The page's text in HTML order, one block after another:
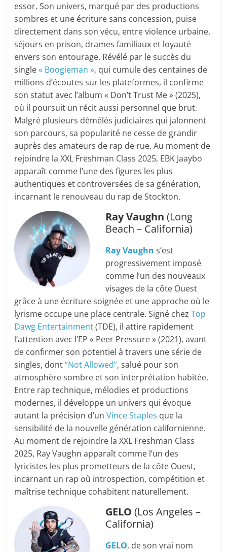
essor. Son univers, marqué par des productions
sombres et une écriture sans concession, puise
directement dans son vécu, entre violence urbaine,
séjours en prison, drames familiaux et loyauté
envers son entourage. Révélé par le succès du
single« Boogieman », qui cumule des centaines de
millions d’écoutes sur les plateformes, il confirme
son statut avec l’album « Don’t Trust Me » (2025),
où il poursuit un récit aussi personnel que brut.
Malgré plusieurs démêlés judiciaires qui jalonnent
son parcours, sa popularité ne cesse de grandir
auprès des amateurs de rap de rue. Au moment de
rejoindre la XXL Freshman Class 2025, EBK Jaaybo
apparaît comme l’une des figures les plus
authentiques et controversées de sa génération,
incarnant le renouveau du rap de Stockton.
Ray Vaughn (Long
Beach – California)
Ray Vaughn s’est
progressivement imposé
comme l’un des nouveaux
visages de la côte Ouest
grâce à une écriture soignée et une approche où le
lyrisme occupe une place centrale. Signé chezTop
Dawg Entertainment(TDE), il attire rapidement
l’attention avec l’EP « Peer Pressure » (2021), avant
de confirmer son potentiel à travers une série de
singles, dont“Not Allowed”, salué pour son
atmosphère sombre et son interprétation habitée.
Entre rap technique, mélodies et productions
modernes, il développe un univers qui évoque
autant la précision d’unVince Staples que la
sensibilité de la nouvelle génération californienne.
Au moment de rejoindre la XXL Freshman Class
2025, Ray Vaughn apparaît comme l’un des
lyricistes les plus prometteurs de la côte Ouest,
incarnant un rap où introspection, compétition et
maîtrise technique cohabitent naturellement.
GELO (Los Angeles –
California)
GELO, de son vrai nom